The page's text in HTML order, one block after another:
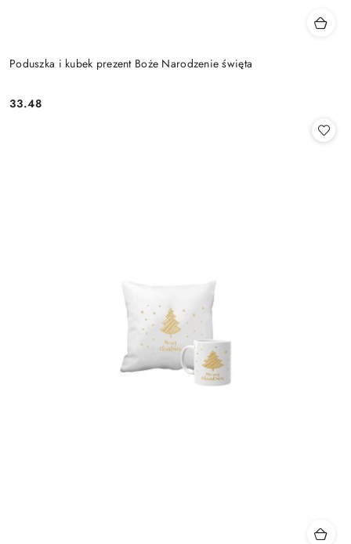
Poduszka i kubek prezent Boże Narodzenie święta
Cena:
33.48